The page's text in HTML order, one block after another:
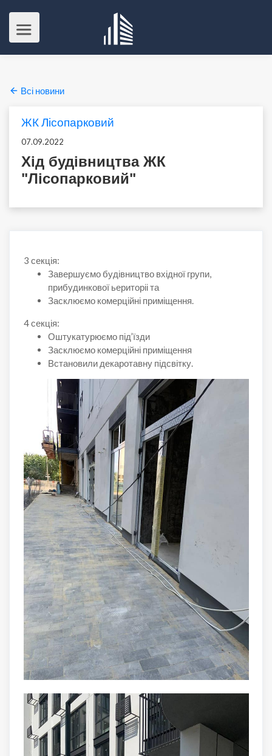
Всі новини
ЖК Лісопарковий
07.09.2022
Хід будівництва ЖК
"Лісопарковий"
3 секція:
Завершуємо будівництво вхідної групи,
прибудинкової ьериторіі та
Засклюємо комерційні приміщення.
4 секція:
Оштукатурюємо під’їзди
Засклюємо комерційні приміщення
Встановили декаротавну підсвітку.